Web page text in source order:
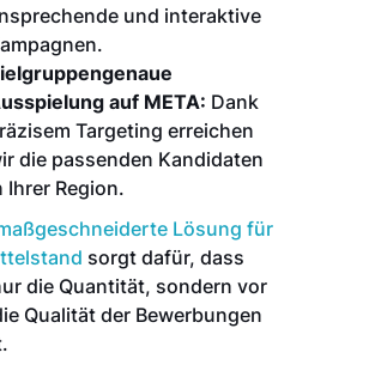
und interaktive
auf META: Dank
Targeting erreichen
die passenden Kandidaten
Ihrer Region.
Lösung für
sorgt dafür, dass
die Quantität, sondern vor
Qualität der Bewerbungen